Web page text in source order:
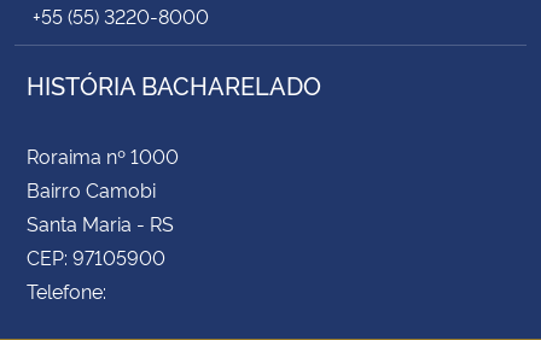
Advocacia-Geral da União
+55 (55) 3220-8000
HISTÓRIA BACHARELADO
Roraima nº 1000
Bairro Camobi
Santa Maria - RS
CEP: 97105900
Telefone: